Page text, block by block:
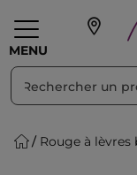
MENU
personnalisés
Rouge à lèvres
Trier par